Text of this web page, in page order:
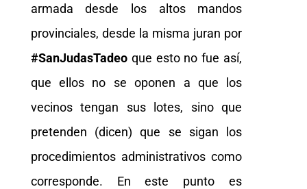
armada desde los altos mandos
provinciales, desde la misma juran por
#SanJudasTadeoque esto no fue así,
que ellos no se oponen a que los
vecinos tengan sus lotes, sino que
pretenden (dicen) que se sigan los
procedimientos administrativos como
corresponde. En este punto es